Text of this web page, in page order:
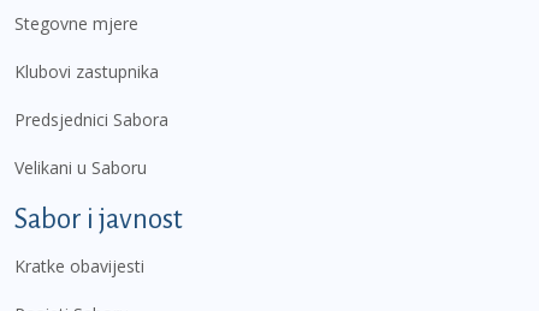
Stegovne mjere
Klubovi zastupnika
Predsjednici Sabora
Velikani u Saboru
Sabor i javnost
Kratke obavijesti